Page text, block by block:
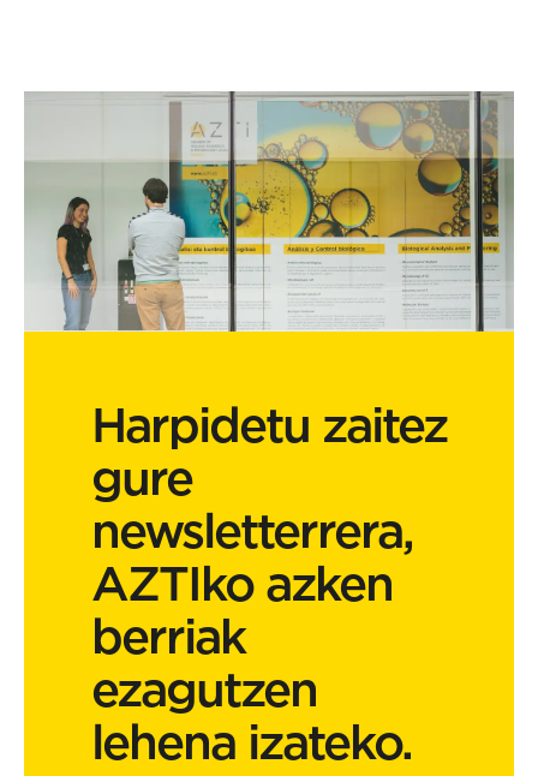
Harpidetu zaitez
gure
newsletterrera,
AZTIko azken
berriak
ezagutzen
lehena izateko.